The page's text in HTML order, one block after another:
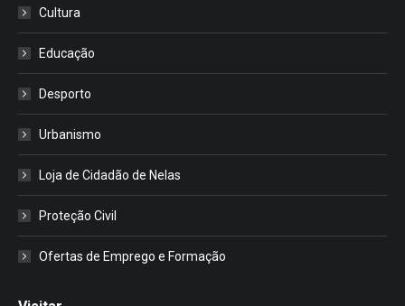
Cultura
Educação
Desporto
Urbanismo
Loja de Cidadão de Nelas
Proteção Civil
Ofertas de Emprego e Formação